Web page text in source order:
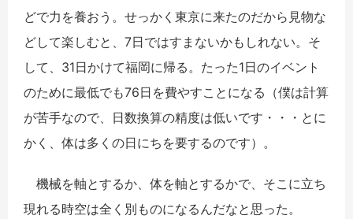
どで力を養おう。せっかく東京に来たのだから見物な
どして楽しむと、7日ではすまないかもしれない。そ
して、31日かけて福岡に帰る。たった1日のイベント
のために最低でも76日を費やすことになる（僕は計算
が苦手なので、日数換算の精度は低いです・・・とに
かく、体は多くの日にちを要するのです）。
機械を軸とするか、体を軸とするかで、そこに立ち
現れる時空は全く別ものになるんだなと思った。